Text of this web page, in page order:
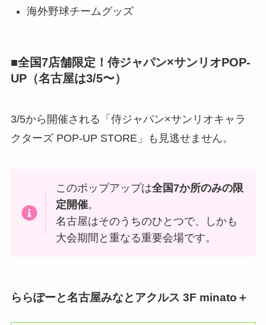
海外野球チームグッズ
■全国7店舗限定！侍ジャパン×サンリオPOP-
UP（名古屋は3/5〜）
3/5から開催される「侍ジャパン×サンリオキャラ
クターズ POP-UP STORE」も見逃せません。
このポップアップは全国7か所のみの限
定開催。
名古屋はそのうちのひとつで、しかも
大会期間と重なる重要会場です。
ららぽーと名古屋みなとアクルス 3F minato＋